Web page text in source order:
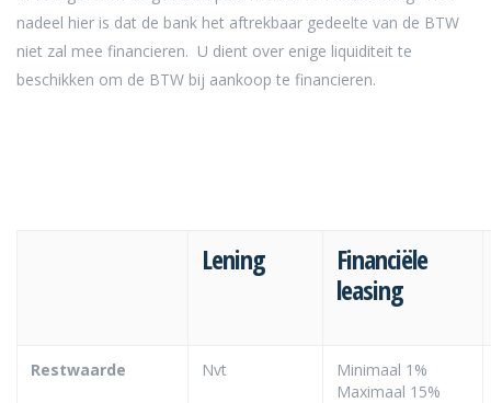
nadeel hier is dat de bank het aftrekbaar gedeelte van de BTW
niet zal mee financieren. U dient over enige liquiditeit te
beschikken om de BTW bij aankoop te financieren.
Lening
Financiële
leasing
Restwaarde Nvt
Minimaal 1%
Maximaal 15%